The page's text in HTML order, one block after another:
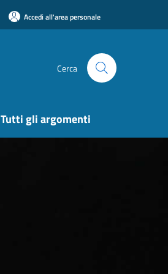
Accedi all'area personale
Cerca
Tutti gli argomenti